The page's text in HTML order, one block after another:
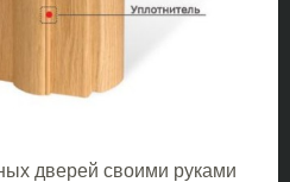
дверей своими руками